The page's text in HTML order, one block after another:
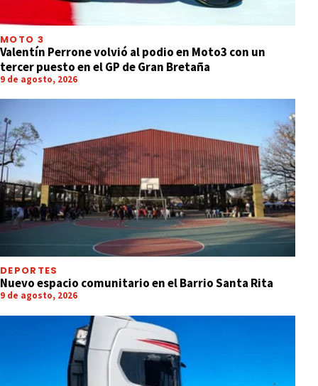
MOTO 3
Valentín Perrone volvió al podio en Moto3 con un
tercer puesto en el GP de Gran Bretaña
9 de agosto, 2026
DEPORTES
Nuevo espacio comunitario en el Barrio Santa Rita
9 de agosto, 2026